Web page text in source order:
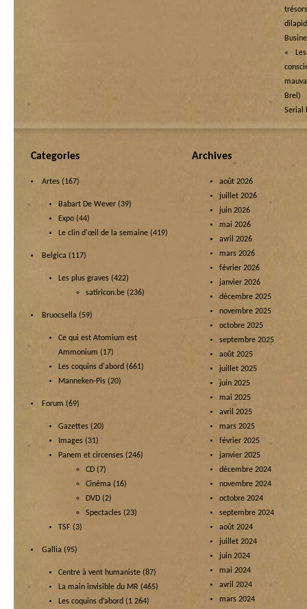
«
Brel)
Serial
Categories
Artes (167)
Babart De Wever (39)
Expo (44)
Le clin d'œil de la semaine (419)
Belgica (117)
Les plus graves (422)
satiricon.be (236)
Bruocsella (59)
Ce qui est Atomium est
Ammonium (17)
Les coquins d'abord (661)
Manneken-Pis (20)
Forum (69)
Gazettes (20)
Images (31)
Panem et circenses (246)
CD (7)
Cinéma (16)
DVD (2)
Spectacles (23)
TSF (3)
Gallia (95)
Centre à vent humaniste (87)
La main invisible du MR (465)
Les coquins d’abord (1 264)
Archives
août 2026
juillet 2026
juin 2026
mai 2026
avril 2026
mars 2026
février 2026
janvier 2026
décembre 2025
novembre 2025
octobre 2025
septembre 2025
août 2025
juillet 2025
juin 2025
mai 2025
avril 2025
mars 2025
février 2025
janvier 2025
décembre 2024
novembre 2024
octobre 2024
septembre 2024
août 2024
juillet 2024
juin 2024
mai 2024
avril 2024
mars 2024